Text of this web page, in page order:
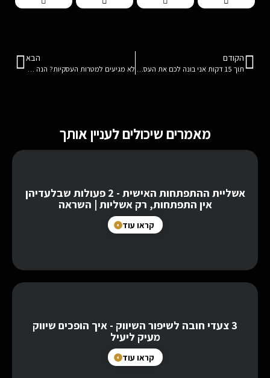
הקודם
תוך 15 דקות אני בונה לכם את העסק לקראת 2014
הבא
לא מגיעים למטרות העסקיות? הנה הדרך ל-2024 – המתכון הסמוראי
מאמרים שיכולים לעניין אותך
אשליית ההתפתחות האישית - 2 פעולות שבלעדיהן
אין התפתחות, רק אשליות | השראה
קראו עוד
3 צעדי חובה לשיפור השיווק - איך הופכים שיווק
מעיק ליעיל
קראו עוד